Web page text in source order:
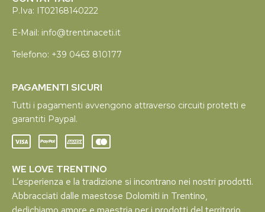
P.Iva: IT02168140222
E-Mail: info@trentinaceti.it
Telefono: +39 0463 810177
PAGAMENTI SICURI
Tutti i pagamenti avvengono attraverso circuiti protetti e
garantiti Paypal.
WE LOVE TRENTINO
L’esperienza e la tradizione si incontrano nei nostri prodotti.
Abbracciati dalle maestose Dolomiti in Trentino,